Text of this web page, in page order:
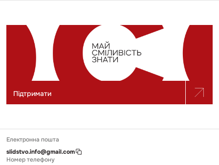
Підтримати
Електронна пошта
slidstvo.info@gmail.com
Номер телефону